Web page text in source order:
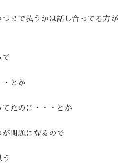
つまで払うかは話し合ってる方が
て
・とか
たのに・・・とか
が問題になるので